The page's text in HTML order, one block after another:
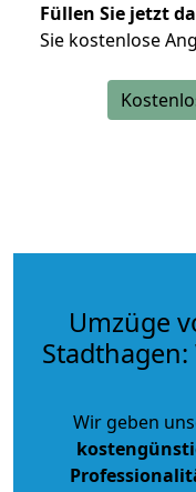
Füllen Sie jetzt
Sie kostenlose
Umzüge
Wir geben